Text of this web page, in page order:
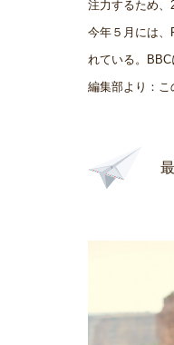
注力するため、
今年５月には、
れている。BBC
編集部より：